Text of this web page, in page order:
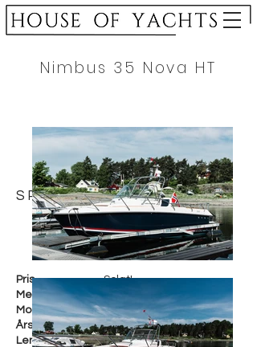
Nimbus 35 Nova HT
SPESIFIKASJON
Pris
Solgt!
Merke
Nimbus
Modell
35 Nova HT
Årsmodell
2005
Lengde i cm
1145 cm